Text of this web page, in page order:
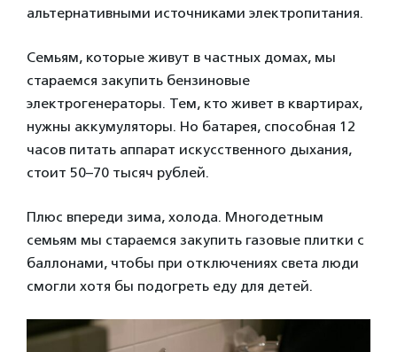
альтернативными источниками электропитания.
Семьям, которые живут в частных домах, мы
стараемся закупить бензиновые
электрогенераторы. Тем, кто живет в квартирах,
нужны аккумуляторы. Но батарея, способная 12
часов питать аппарат искусственного дыхания,
стоит 50–70 тысяч рублей.
Плюс впереди зима, холода. Многодетным
семьям мы стараемся закупить газовые плитки с
баллонами, чтобы при отключениях света люди
смогли хотя бы подогреть еду для детей.